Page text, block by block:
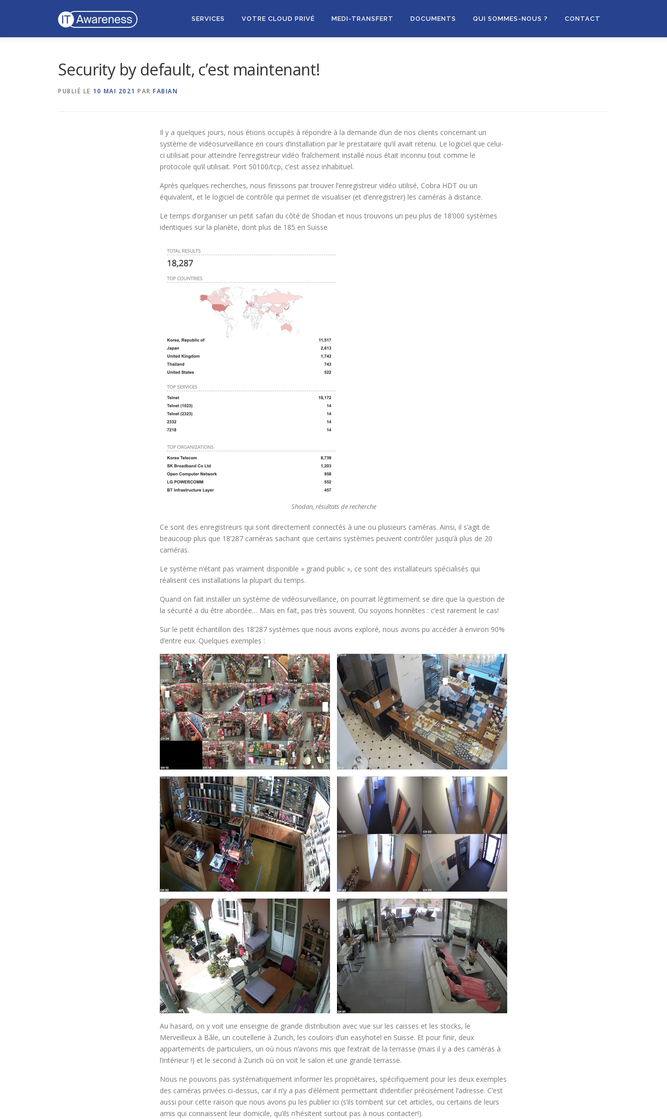
SERVICES VOTRE CLOUD PRIVÉ MEDI-TRANSFERT DOCUMENTS QUI SOMMES-NOUS ? CONTACT
Security by default, c’est maintenant!
PUBLIÉ LE 10 MAI 2021 PAR FABIAN
Il y a quelques jours, nous étions occupés à répondre à la demande d’un de nos clients concernant un
système de vidéosurveillance en cours d’installation par le prestataire qu’il avait retenu. Le logiciel que celui-
ci utilisait pour atteindre l’enregistreur vidéo fraîchement installé nous était inconnu tout comme le
protocole qu’il utilisait. Port 50100/tcp, c’est assez inhabituel.
Après quelques recherches, nous finissons par trouver l’enregistreur vidéo utilisé, Cobra HDT ou un
équivalent, et le logiciel de contrôle qui permet de visualiser (et d’enregistrer) les caméras à distance.
Le temps d’organiser un petit safari du côté de Shodan et nous trouvons un peu plus de 18’000 systèmes
identiques sur la planète, dont plus de 185 en Suisse
Shodan, résultats de recherche
Ce sont des enregistreurs qui sont directement connectés à une ou plusieurs caméras. Ainsi, il s’agit de
beaucoup plus que 18’287 caméras sachant que certains systèmes peuvent contrôler jusqu’à plus de 20
caméras.
Le système n’étant pas vraiment disponible « grand public », ce sont des installateurs spécialisés qui
réalisent ces installations la plupart du temps.
Quand on fait installer un système de vidéosurveillance, on pourrait légitimement se dire que la question de
la sécurité a du être abordée… Mais en fait, pas très souvent. Ou soyons honnêtes : c’est rarement le cas!
Sur le petit échantillon des 18’287 systèmes que nous avons exploré, nous avons pu accéder à environ 90%
d’entre eux. Quelques exemples :
Au hasard, on y voit une enseigne de grande distribution avec vue sur les caisses et les stocks, le
Merveilleux à Bâle, un coutellerie à Zurich, les couloirs d’un easyhotel en Suisse. Et pour finir, deux
appartements de particuliers, un où nous n’avons mis que l’extrait de la terrasse (mais il y a des caméras à
l’intérieur !) et le second à Zurich où on voit le salon et une grande terrasse.
Nous ne pouvons pas systématiquement informer les propriétaires, spécifiquement pour les deux exemples
des caméras privées ci-dessus, car il n’y a pas d’élément permettant d’identifier précisément l’adresse. C’est
aussi pour cette raison que nous avons pu les publier ici (s’ils tombent sur cet articles, ou certains de leurs
amis qui connaissent leur domicile, qu’ils n’hésitent surtout pas à nous contacter!).